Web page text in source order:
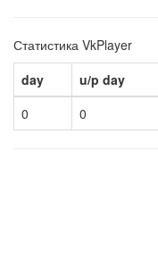
Статистика VkPlayer
day
u/p day
0
0